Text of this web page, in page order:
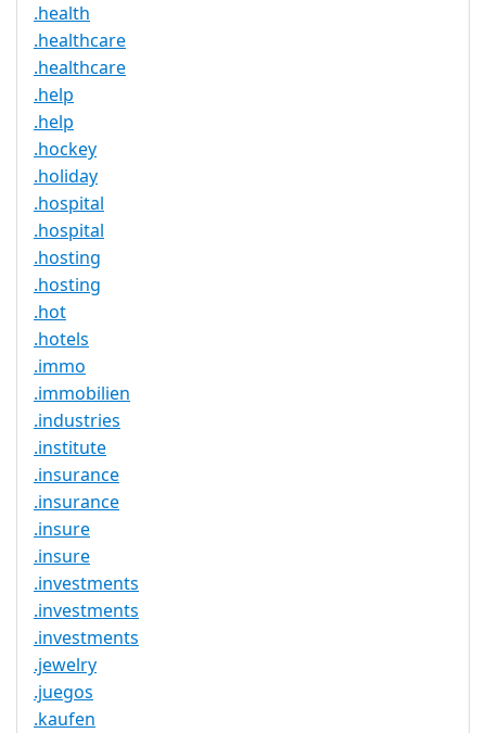
.health
.healthcare
.healthcare
.help
.help
.hockey
.holiday
.hospital
.hospital
.hosting
.hosting
.hot
.hotels
.immo
.immobilien
.industries
.institute
.insurance
.insurance
.insure
.insure
.investments
.investments
.investments
.jewelry
.juegos
.kaufen